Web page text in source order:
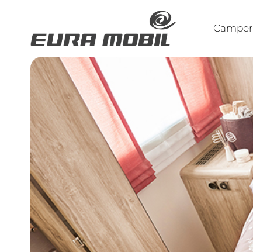
Camper